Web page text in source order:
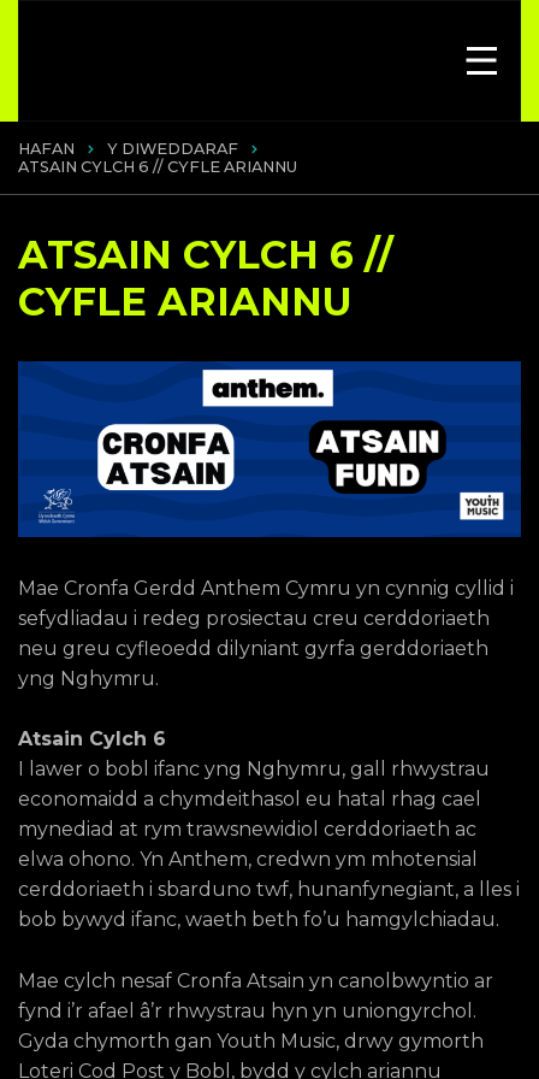
HAFAN
Y DIWEDDARAF
ATSAIN CYLCH 6 // CYFLE ARIANNU
ATSAIN CYLCH 6 //
CYFLE ARIANNU
Mae Cronfa Gerdd Anthem Cymru yn cynnig cyllid i
sefydliadau i redeg prosiectau creu cerddoriaeth
neu greu cyfleoedd dilyniant gyrfa gerddoriaeth
yng Nghymru.
Atsain Cylch 6
I lawer o bobl ifanc yng Nghymru, gall rhwystrau
economaidd a chymdeithasol eu hatal rhag cael
mynediad at rym trawsnewidiol cerddoriaeth ac
elwa ohono. Yn Anthem, credwn ym mhotensial
cerddoriaeth i sbarduno twf, hunanfynegiant, a lles i
bob bywyd ifanc, waeth beth fo’u hamgylchiadau.
Mae cylch nesaf Cronfa Atsain yn canolbwyntio ar
fynd i’r afael â’r rhwystrau hyn yn uniongyrchol.
Gyda chymorth gan Youth Music, drwy gymorth
Loteri Cod Post y Bobl, bydd y cylch ariannu